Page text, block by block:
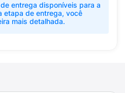
entrega disponíveis para a
etapa de entrega, você
mais detalhada.